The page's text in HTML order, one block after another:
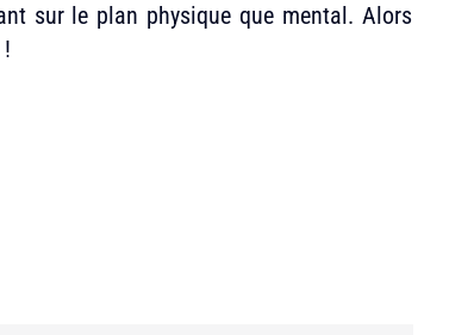
sur le plan physique que mental. Alors